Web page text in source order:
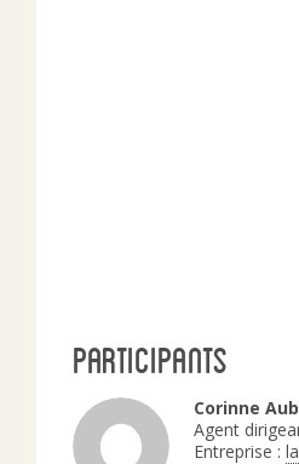
Participants
Corinne
Agent
Entreprise :